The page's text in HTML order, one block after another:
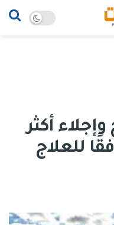
أكثر
للعلاج